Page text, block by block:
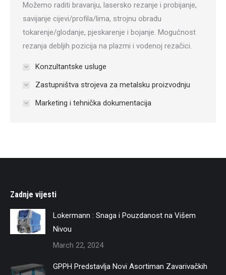
Možemo raditi bravariju, lasersko rezanje i probijanje,
savijanje cijevi/profila/lima, strojnu obradu
tokarenje/glodanje, pjeskarenje i bojanje. Mogućnost
rezanja debljih pozicija na plazmi i vodenoj rezačici.
Konzultantske usluge
Zastupništva strojeva za metalsku proizvodnju
Marketing i tehnička dokumentacija
Zadnje vijesti
Lokermann : Snaga i Pouzdanost na Višem
Nivou
March 22, 2024
GPPH Predstavlja Novi Asortiman Zavarivačkih